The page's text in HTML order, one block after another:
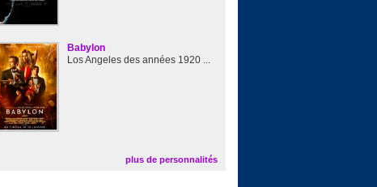
Babylon
Los Angeles des années 1920 ...
plus de personnalités